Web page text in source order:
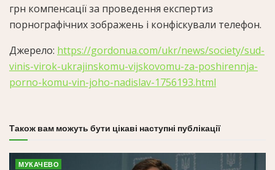
грн компенсації за проведення експертиз
порнографічних зображень і конфіскували телефон.
Джерело: https://gordonua.com/ukr/news/society/sud-
vinis-virok-ukrajinskomu-vijskovomu-za-poshirennja-
porno-komu-vin-joho-nadislav-1756193.html
Також вам можуть бути цікаві наступні публікації
МУКАЧЕВО